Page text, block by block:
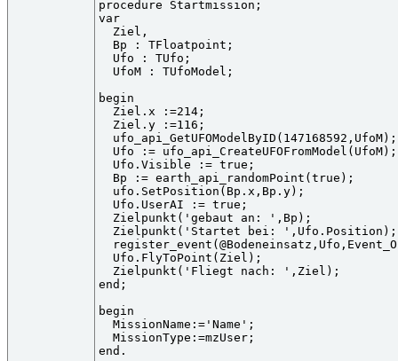
procedure Startmission;
var
  Ziel,
  Bp : TFloatpoint;
  Ufo : TUfo;
  UfoM : TUfoModel;
begin
  Ziel.x :=214;
  Ziel.y :=116;
  Ufo := ufo_api_CreateUFOFromModel(UfoM);
  Ufo.Visible := true;
  Bp := earth_api_randomPoint(true);
  ufo.SetPosition(Bp.x,Bp.y);
  Ufo.UserAI := true;
  Zielpunkt('gebaut an: ',Bp);
  Zielpunkt('Startet bei: ',Ufo.Position);
  Ufo.FlyToPoint(Ziel);
  Zielpunkt('Fliegt nach: ',Ziel);
end;
begin
  MissionName:='Name';
  MissionType:=mzUser;